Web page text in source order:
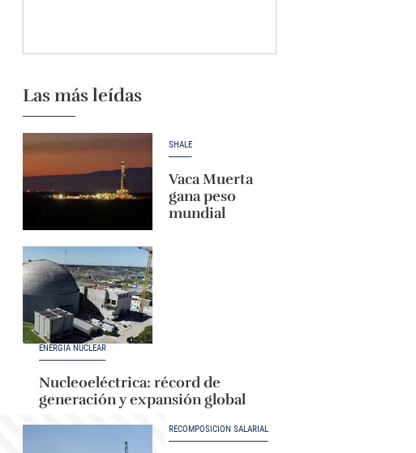
Las más leídas
SHALE
Vaca Muerta
gana peso
mundial
ENERGÍA NUCLEAR
Nucleoeléctrica: récord de
generación y expansión global
RECOMPOSICIÓN SALARIAL